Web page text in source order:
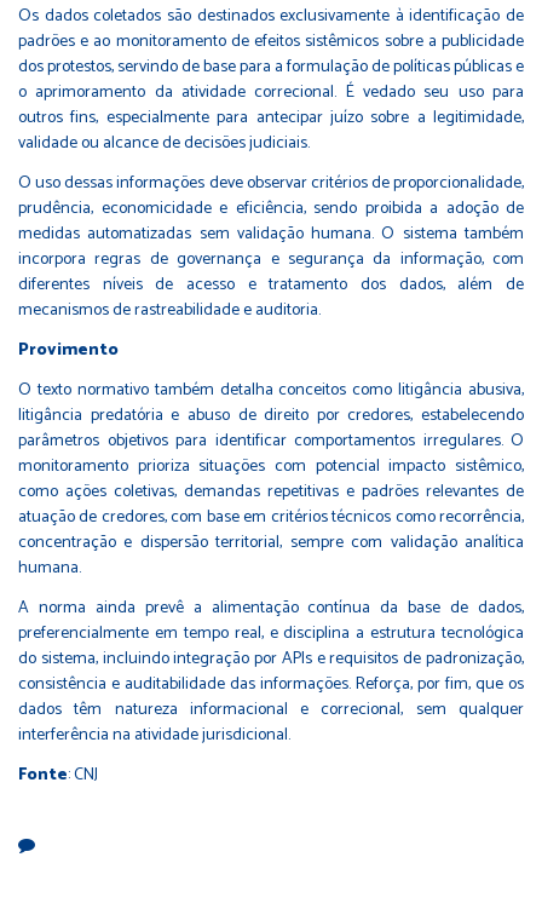
Os dados coletados são destinados exclusivamente à identificação de
padrões e ao monitoramento de efeitos sistêmicos sobre a publicidade
dos protestos, servindo de base para a formulação de políticas públicas e
o aprimoramento da atividade correcional. É vedado seu uso para
outros fins, especialmente para antecipar juízo sobre a legitimidade,
validade ou alcance de decisões judiciais.
O uso dessas informações deve observar critérios de proporcionalidade,
prudência, economicidade e eficiência, sendo proibida a adoção de
medidas automatizadas sem validação humana. O sistema também
incorpora regras de governança e segurança da informação, com
diferentes níveis de acesso e tratamento dos dados, além de
mecanismos de rastreabilidade e auditoria.
Provimento
O texto normativo também detalha conceitos como litigância abusiva,
litigância predatória e abuso de direito por credores, estabelecendo
parâmetros objetivos para identificar comportamentos irregulares. O
monitoramento prioriza situações com potencial impacto sistêmico,
como ações coletivas, demandas repetitivas e padrões relevantes de
atuação de credores, com base em critérios técnicos como recorrência,
concentração e dispersão territorial, sempre com validação analítica
humana.
A norma ainda prevê a alimentação contínua da base de dados,
preferencialmente em tempo real, e disciplina a estrutura tecnológica
do sistema, incluindo integração por APIs e requisitos de padronização,
consistência e auditabilidade das informações. Reforça, por fim, que os
dados têm natureza informacional e correcional, sem qualquer
interferência na atividade jurisdicional.
Fonte: CNJ